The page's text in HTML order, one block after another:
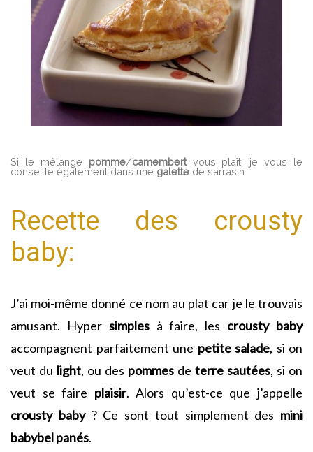
Si le mélange pomme/camembertvous plaît, je vous le
conseille également dans une galette de sarrasin.
Recette des crousty
baby:
J’ai moi-même donné ce nom au plat car je le trouvais
amusant. Hyper simplesà faire, les crousty baby
accompagnent parfaitement une petite salade, si on
veut du light, ou des pommes de terre sautées, si on
veut se faire plaisir. Alors qu’est-ce que j’appelle
crousty baby? Ce sont tout simplement des mini
babybelpanés.